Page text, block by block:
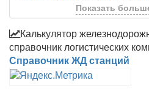
Показать
Калькулятор
справочник логистических
Справочник ЖД станций